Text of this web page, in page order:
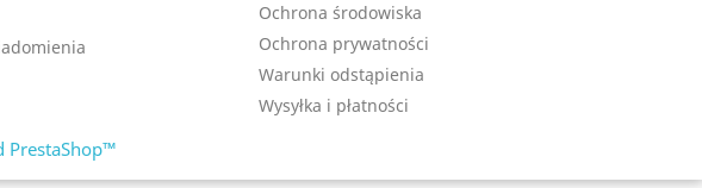
Ochrona środowiska
Ochrona prywatności
Warunki odstąpienia
Wysyłka i płatności
PrestaShop™